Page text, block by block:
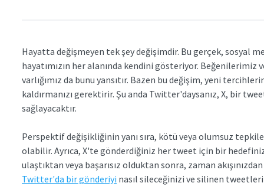
Hayatta değişmeyen tek şey değişimdir. Bu gerçek, sosyal
hayatımızın her alanında kendini gösteriyor.
varlığımız da bunu yansıtır. Bazen bu değişim, yeni
kaldırmanızı gerektirir. Şu anda Twitter'daysanız, X, bir
sağlayacaktır.
Perspektif değişikliğinin yanı sıra, kötü veya olumsuz
olabilir. Ayrıca, X'te gönderdiğiniz her tweet için bir
ulaştıktan veya başarısız olduktan sonra, zaman
Twitter'da bir gönderiyi nasıl sileceğinizi ve silinen